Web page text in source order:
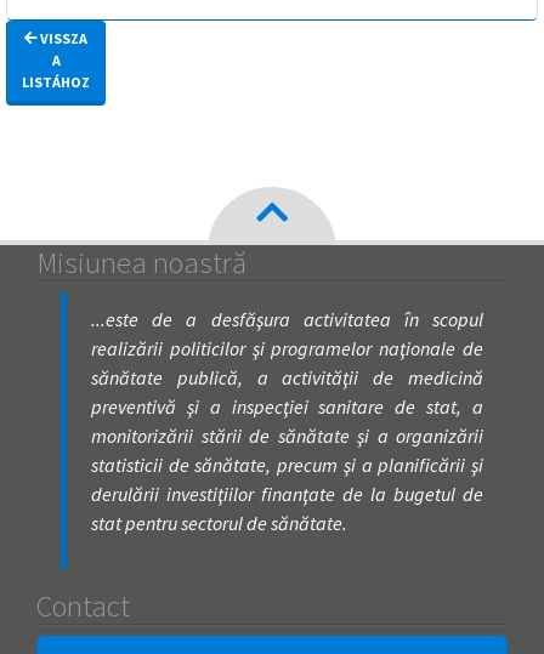
VISSZA
A
LISTÁHOZ
Misiunea noastră
...este de a desfăşura activitatea în scopul
realizării politicilor şi programelor naţionale de
sănătate publică, a activităţii de medicină
preventivă şi a inspecţiei sanitare de stat, a
monitorizării stării de sănătate şi a organizării
statisticii de sănătate, precum şi a planificării şi
derulării investiţiilor finanţate de la bugetul de
stat pentru sectorul de sănătate.
Contact